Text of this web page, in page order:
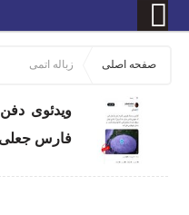
صفحه اصلی زباله اتمی
ویدئوی
فارس